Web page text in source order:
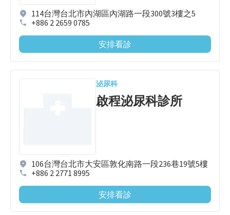
114台灣台北市內湖區內湖路一段300號3樓之5
+886 2 2659 0785
安排看診
泌尿科
啟程泌尿科診所
106台灣台北市大安區敦化南路一段236巷19號5樓
+886 2 2771 8995
安排看診